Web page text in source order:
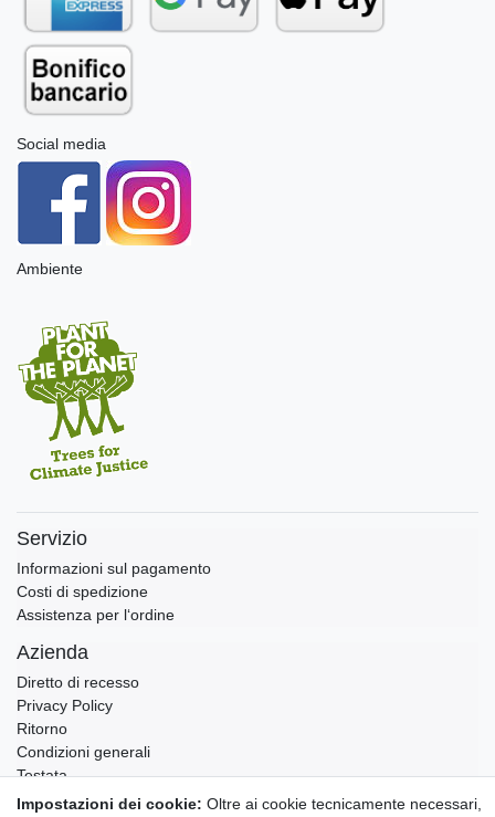
Social media
Ambiente
Servizio
Informazioni sul pagamento
Costi di spedizione
Assistenza per l‘ordine
Azienda
Diretto di recesso
Privacy Policy
Ritorno
Condizioni generali
Testata
Contatto
Impostazioni dei cookie: Oltre ai cookie tecnicamente necessari,